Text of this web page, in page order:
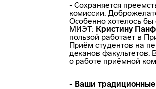
- Сохраняется
комиссии.
Особенно хотелось
МИЭТ: Кристину
пользой работает в
Приём студентов на
деканов факультетов.
о работе приёмной
- Ваши традиционные